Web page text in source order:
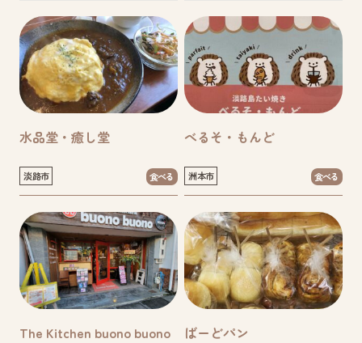
水品堂・癒し堂
淡路市 食べる
べるそ・もんど
洲本市 食べる
The Kitchen buono buono ばーどパン